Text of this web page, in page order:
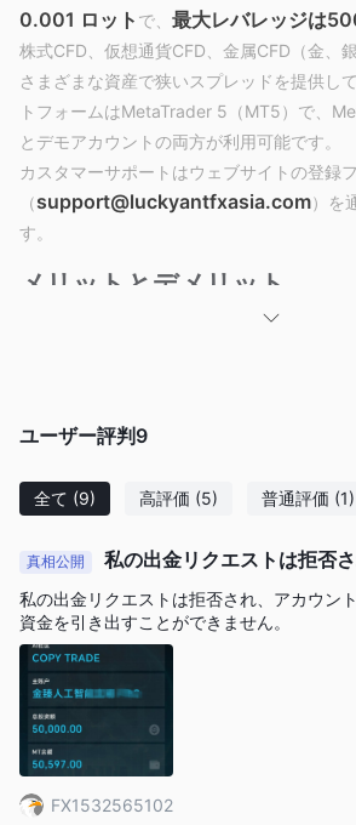
0.001 ロット で、 最大レバレッジは
株式CFD、仮想通貨CFD、金属CFD（金、
さまざまな資産で狭いスプレッドを提供し
トフォームはMetaTrader 5（MT5）で、
とデモアカウントの両方が利用可能です。
カスタマーサポートはウェブサイトの登録
（support@luckyantfxasia.com）を
す。
メリットとデメリット
す。
CFD、仮想通貨CFD、金属CFD（金、銀）
ざまな金融市場へのアクセスを提供してい
り、トレーダーは異なる市場を探索し、ポ
最大レバレッジが500:1まで:高いレバレッ
ーの潜在的な利益を増幅することができま
レッジは大きな損失のリスクも増加させる
ーダーに適しており、関連するリスクを理
しています。
狭いスプレッドと手数料のリベート:
ことができます。さらに、手数料のリベー
ユーザー評判 9
全て (9) 高評価 (5) 普通評価 (1)
真相公開
私の出金リクエストは拒否
返金されたため、資金を引き出すこと
私の出金リクエストは拒否され、アカウン
資金を引き出すことができません。
FX1532565102